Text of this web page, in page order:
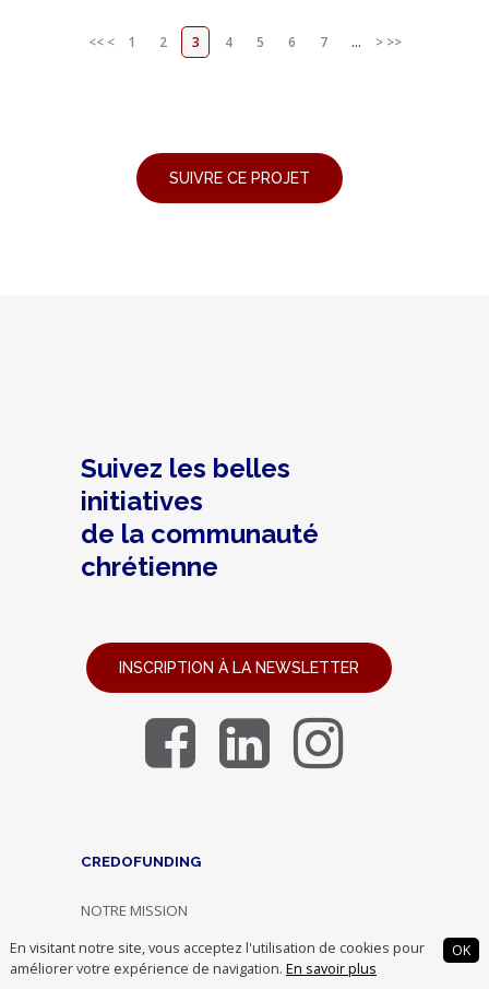
En visitant notre site, vous acceptez l'utilisation de cookies pour
améliorer votre expérience de navigation. En savoir plus
OK
<< < 1 2 3 4 5 6 7 ... > >>
Suivez les belles
initiatives
de la communauté
chrétienne
INSCRIPTION À LA NEWSLETTER
CREDOFUNDING
NOTRE MISSION
NOTRE ÉQUIPE
NOUS REJOINDRE